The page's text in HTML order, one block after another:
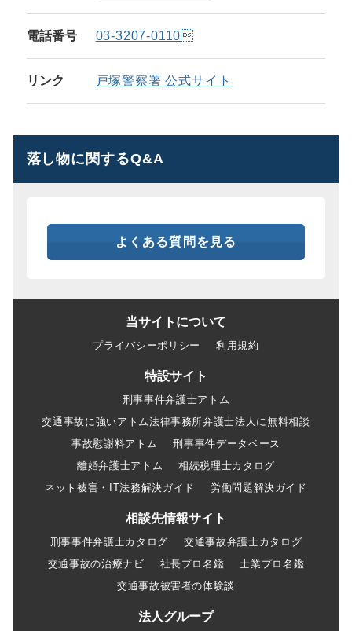
電話番号 03-3207-0110
リンク 戸塚警察署 公式サイト
落し物に関するQ&A
よくある質問を見る
当サイトについて
プライバシーポリシー 利用規約
特設サイト
刑事事件弁護士アトム
交通事故に強いアトム法律事務所弁護士法人に無料相談
事故慰謝料アトム
刑事事件データベース
離婚弁護士アトム
相続税理士カタログ
ネット被害・IT法務解決ガイド
労働問題解決ガイド
相談先情報サイト
刑事事件弁護士カタログ
交通事故弁護士カタログ
交通事故の治療ナビ
社長プロ名鑑
士業プロ名鑑
交通事故被害者の体験談
法人グループ